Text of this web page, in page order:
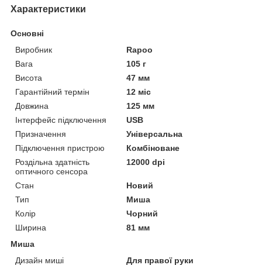
Характеристики
Основні
Виробник
Rapoo
Вага
105 г
Висота
47 мм
Гарантійний термін
12 міс
Довжина
125 мм
Інтерфейс підключення
USB
Призначення
Універсальна
Підключення пристрою
Комбіноване
Роздільна здатність
оптичного сенсора
12000 dpi
Стан
Новий
Тип
Миша
Колір
Чорний
Ширина
81 мм
Миша
Дизайн миші
Для правої руки